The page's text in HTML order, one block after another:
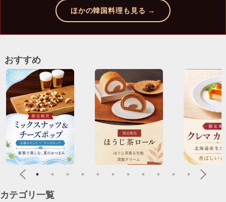
ほかの韓国料理も見る →
おすすめ
カテゴリ一覧